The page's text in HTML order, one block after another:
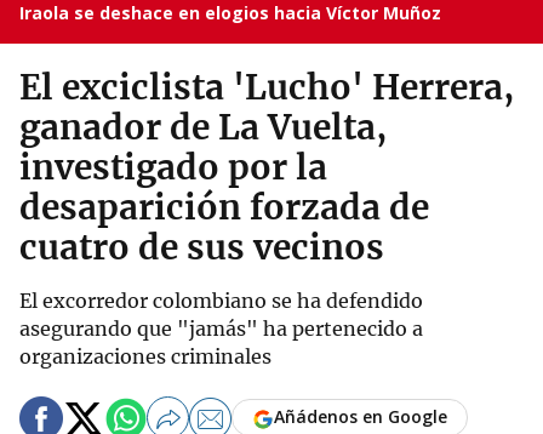
Iraola se deshace en elogios hacia Víctor Muñoz
El exciclista 'Lucho' Herrera,
ganador de La Vuelta,
investigado por la
desaparición forzada de
cuatro de sus vecinos
El excorredor colombiano se ha defendido
asegurando que "jamás" ha pertenecido a
organizaciones criminales
Añádenos en Google